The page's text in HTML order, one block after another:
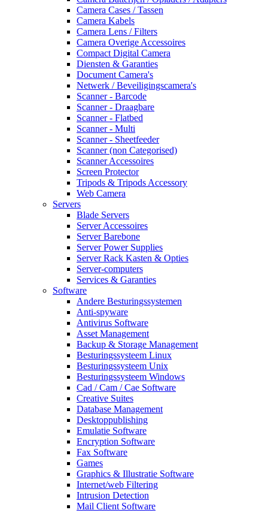
Camera Cases / Tassen
Camera Kabels
Camera Lens / Filters
Camera Overige Accessoires
Compact Digital Camera
Diensten & Garanties
Document Camera's
Netwerk / Beveiligingscamera's
Scanner - Barcode
Scanner - Draagbare
Scanner - Flatbed
Scanner - Multi
Scanner - Sheetfeeder
Scanner (non Categorised)
Scanner Accessoires
Screen Protector
Tripods & Tripods Accessory
Web Camera
Servers
Blade Servers
Server Accessoires
Server Barebone
Server Power Supplies
Server Rack Kasten & Opties
Server-computers
Services & Garanties
Software
Andere Besturingssystemen
Anti-spyware
Antivirus Software
Asset Management
Backup & Storage Management
Besturingssysteem Linux
Besturingssysteem Unix
Besturingssysteem Windows
Cad / Cam / Cae Software
Creative Suites
Database Management
Desktoppublishing
Emulatie Software
Encryption Software
Fax Software
Games
Graphics & Illustratie Software
Internet/web Filtering
Intrusion Detection
Mail Client Software